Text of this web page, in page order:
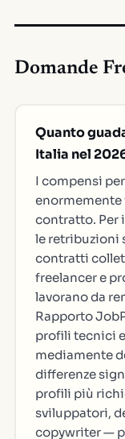
Domande
Quanto
Italia nel
I compensi
enormemente
contratto. Per
le retribuzioni
contratti
freelancer e
lavorano da
Rapporto
profili tecnici
mediamente
differenze
profili più
sviluppatori,
copywriter —